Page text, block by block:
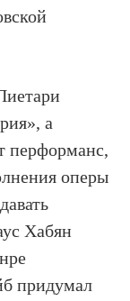
а
перформанс,
оперы
Хабян
придумал